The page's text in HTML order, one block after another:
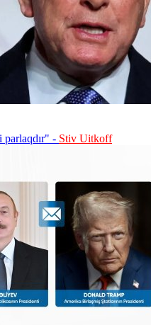
parlaqdır" - Stiv Uitkoff